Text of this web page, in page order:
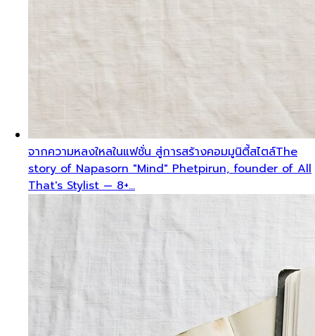
จากความหลงใหลในแฟชั่น สู่การสร้างคอมมูนิตี้สไตล์The
story of Napasorn "Mind" Phetpirun, founder of All
That's Stylist — 8+…